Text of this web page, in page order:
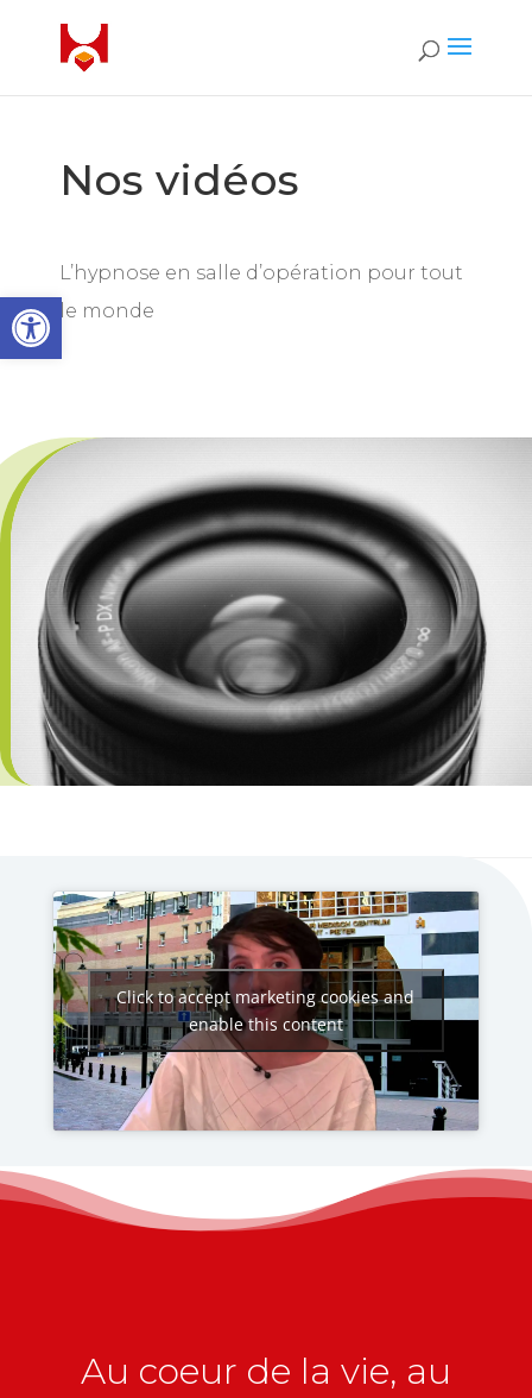
Open toolbar
Nos vidéos
L’hypnose en salle d’opération pour tout
le monde
Click to accept marketing cookies and
enable this content
Au coeur de la vie, au